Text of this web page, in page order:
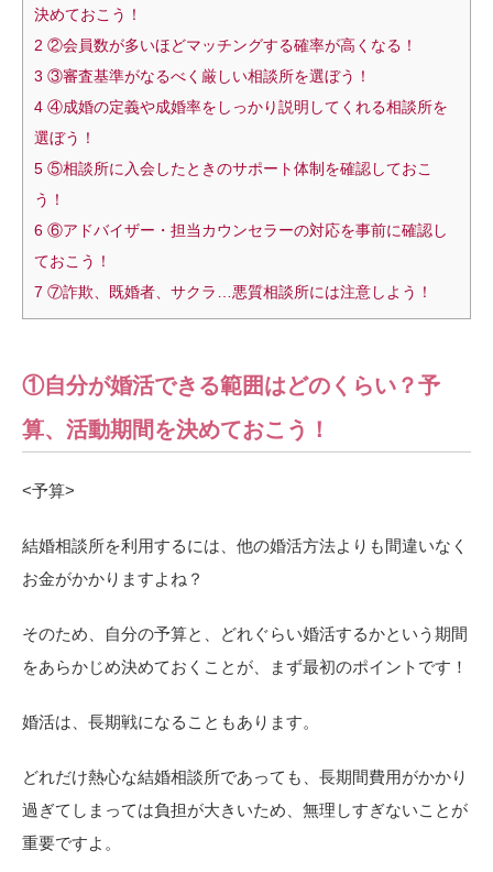
決めておこう！
2 ②会員数が多いほどマッチングする確率が高くなる！
3 ③審査基準がなるべく厳しい相談所を選ぼう！
4 ④成婚の定義や成婚率をしっかり説明してくれる相談所を
選ぼう！
5 ⑤相談所に入会したときのサポート体制を確認しておこ
う！
6 ⑥アドバイザー・担当カウンセラーの対応を事前に確認し
ておこう！
7 ⑦詐欺、既婚者、サクラ…悪質相談所には注意しよう！
①自分が婚活できる範囲はどのくらい？予
算、活動期間を決めておこう！
<予算>
結婚相談所を利用するには、他の婚活方法よりも間違いなく
お金がかかりますよね？
そのため、自分の予算と、どれぐらい婚活するかという期間
をあらかじめ決めておくことが、まず最初のポイントです！
婚活は、長期戦になることもあります。
どれだけ熱心な結婚相談所であっても、長期間費用がかかり
過ぎてしまっては負担が大きいため、無理しすぎないことが
重要ですよ。